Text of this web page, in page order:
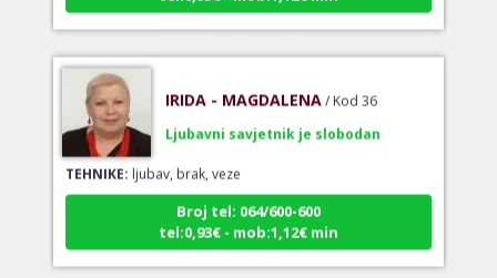
Ljubavni savjetnik je slobodan
TEHNIKE:ljubav, brak, veze
Broj tel: 064/600-600
tel:0,93€ - mob:1,12€ min